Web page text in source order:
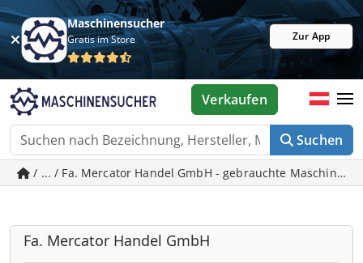
Maschinensucher
Gratis im Store Zur App
Suchen
Verkaufen
/ ... / Fa. Mercator Handel GmbH - gebrauchte Maschinen
Fa. Mercator Handel GmbH